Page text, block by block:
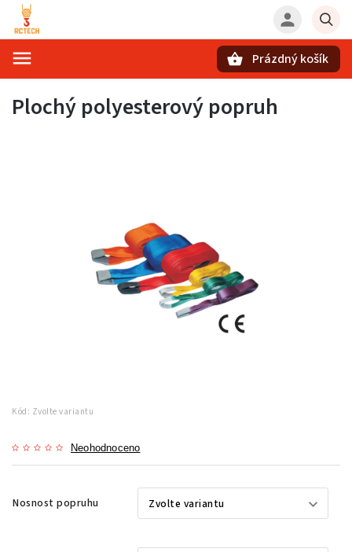
Prázdný košík
Plochý polyesterový popruh
Kód: Zvolte variantu
Neohodnoceno
Nosnost popruhu